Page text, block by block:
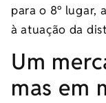
para o 8º lugar,
à atuação da
Um
mas em